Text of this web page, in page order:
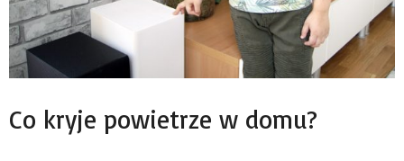
Co kryje powietrze w domu?